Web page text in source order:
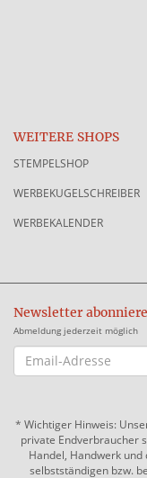
WEITERE SHOPS
STEMPELSHOP
WERBEKUGELSCHREIBER
WERBEKALENDER
Newsletter
Abmeldung jederzeit möglich
EMAIL-
ADRESSE
* Wichtiger Hinweis:
private Endverbraucher
Handel, Handwerk
selbstständigen bzw.